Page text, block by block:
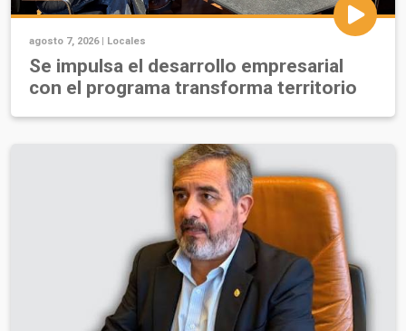
agosto 7, 2026 | Locales
Se impulsa el desarrollo empresarial
con el programa transforma territorio